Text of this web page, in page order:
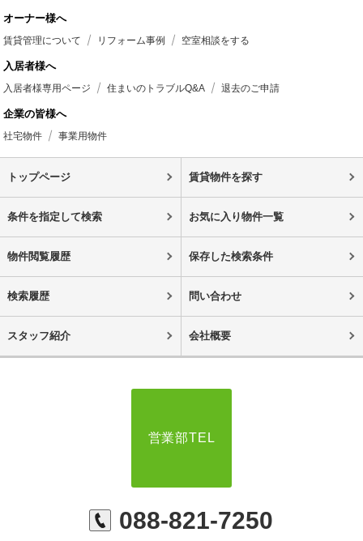
オーナー様へ
賃貸管理について リフォーム事例 空室相談をする
入居者様へ
入居者様専用ページ 住まいのトラブルQ&A 退去のご申請
企業の皆様へ
社宅物件 事業用物件
トップページ 賃貸物件を探す
条件を指定して検索 お気に入り物件一覧
物件閲覧履歴 保存した検索条件
検索履歴 問い合わせ
スタッフ紹介 会社概要
営業部TEL
088-821-7250